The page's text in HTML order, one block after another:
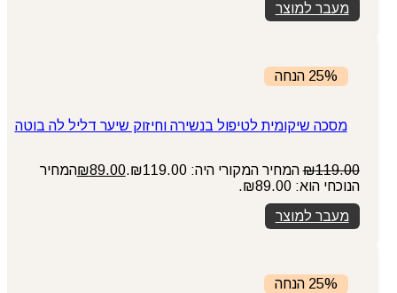
מעבר למוצר
25% הנחה
מסכה שיקומית לטיפול בנשירה וחיזוק שיער דליל לה בוטה
₪119.00 המחיר המקורי היה: ₪119.00. ₪89.00
המחיר
הנוכחי הוא: ₪89.00.
מעבר למוצר
25% הנחה